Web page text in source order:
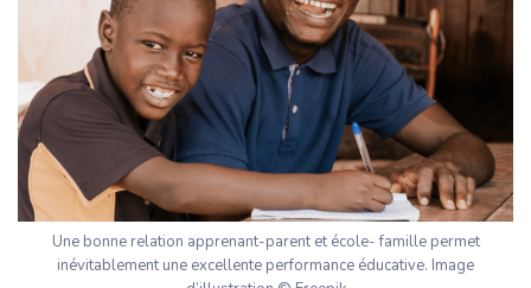
Une bonne relation apprenant-parent et école- famille permet
inévitablement une excellente performance éducative. Image